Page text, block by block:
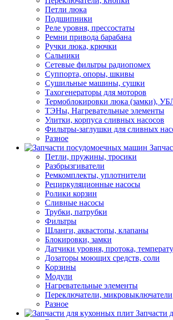
Петли люка
Подшипники
Реле уровня, прессостаты
Ремни привода барабана
Ручки люка, крючки
Сальники
Сетевые фильтры радиопомех
Суппорта, опоры, шкивы
Сушильные машины, сушки
Тахогенераторы для моторов
Термоблокировки люка (замки),
ТЭНы, Нагревательные элементы
Улитки, корпуса сливных насосов
Фильтры-заглушки для сливных
Разное
Петли, пружины, тросики
Разбрызгиватели
Ремкомплекты, уплотнители
Рециркуляционные насосы
Ролики корзин
Сливные насосы
Трубки, патрубки
Фильтры
Шланги, аквастопы, клапаны
Блокировки, замки
Датчики уровня, протока,
Дозаторы моющих средств, соли
Корзины
Модули
Нагревательные элементы
Переключатели, микровыключатели
Разное
Запчасти